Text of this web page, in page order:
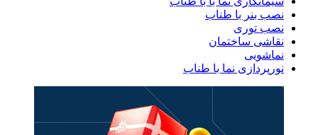
نصب بنر با طناب
نصب توری
نقاشی ساختمان
نماشویی
نورپردازی نما با طناب